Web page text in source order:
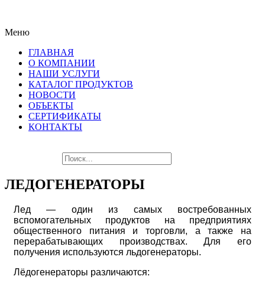
Меню
ГЛАВНАЯ
О КОМПАНИИ
НАШИ УСЛУГИ
КАТАЛОГ ПРОДУКТОВ
НОВОСТИ
ОБЪЕКТЫ
СЕРТИФИКАТЫ
КОНТАКТЫ
ЛЕДОГЕНЕРАТОРЫ
Лед — один из самых востребованных
вспомогательных продуктов на предприятиях
общественного питания и торговли, а также на
перерабатывающих производствах. Для его
получения используются льдогенераторы.
Лёдогенераторы различаются: